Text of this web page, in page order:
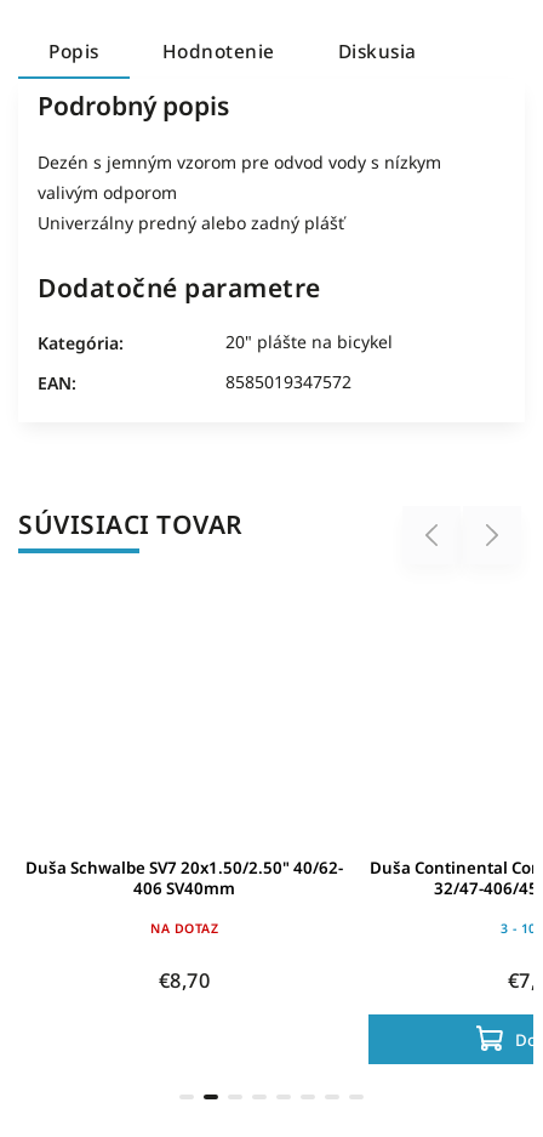
Popis Hodnotenie Diskusia
Podrobný popis
Dezén s jemným vzorom pre odvod vody s nízkym
valivým odporom
Univerzálny predný alebo zadný plášť
Dodatočné parametre
Kategória:
20" plášte na bicykel
EAN: 8585019347572
SÚVISIACI TOVAR Previous
Duša Schwalbe SV7 20x1.50/2.50" 40/62-
406 SV40mm
NA DOTAZ
€8,70
Duša Continental
32/47-406/
3 - 10
Do
Next